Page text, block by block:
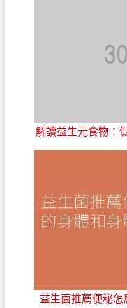
解讀益生元食物：
益生菌推薦便秘怎